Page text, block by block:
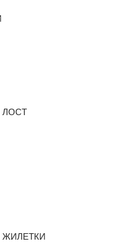
ЛОСТ
ЖИЛЕТКИ